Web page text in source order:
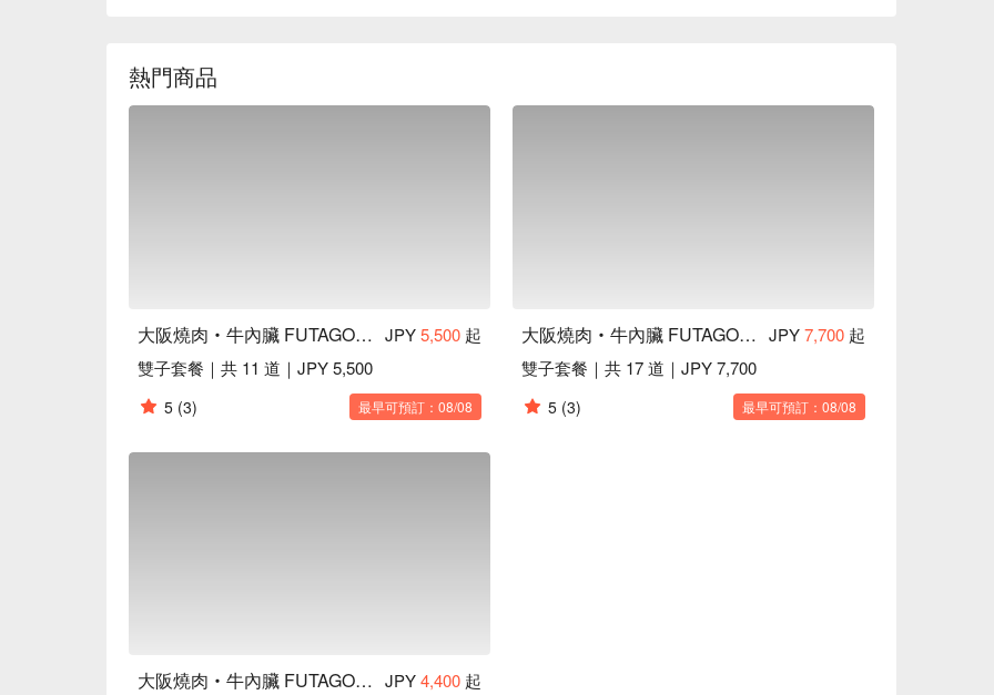
熱門商品
大阪燒肉‧牛內臟 FUTAGO 西新宿 7 丁目店 JPY5,500 起
雙子套餐｜共 11 道｜JPY 5,500
5 (3) 最早可預訂：08/08
大阪燒肉‧牛內臟 FUTAGO 西新宿 7 丁目店 JPY7,700 起
雙子套餐｜共 17 道｜JPY 7,700
5 (3) 最早可預訂：08/08
大阪燒肉‧牛內臟 FUTAGO 西新宿 7 丁目店 JPY4,400 起